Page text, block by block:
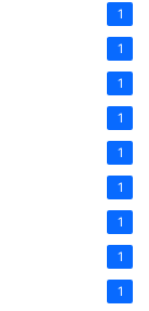
1
1
1
1
1
1
1
1
1